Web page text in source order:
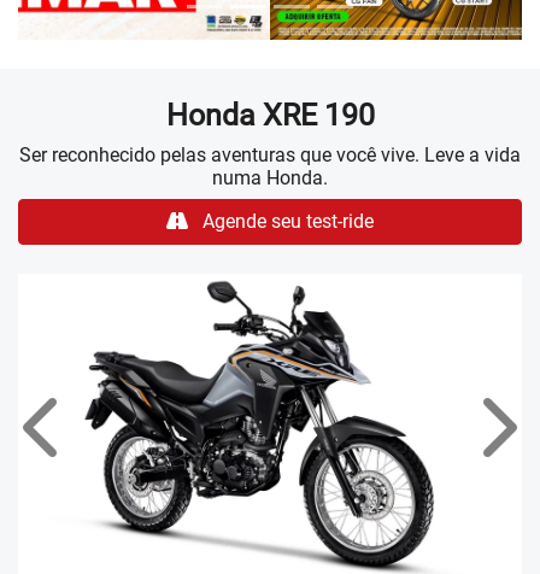
HondaXRE 190
Ser reconhecido pelas aventuras que você vive. Leve a vida
numa Honda.
Agende seu test-ride
Anterior